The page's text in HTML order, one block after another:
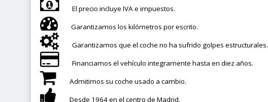
El precio incluye IVA e impuestos.
Garantizamos los kilómetros por escrito.
Garantizamos que el coche no ha sufrido golpes estructurales.
Financiamos el vehículo integramente hasta en diez años.
Admitimos su coche usado a cambio.
Desde 1964 en el centro de Madrid.